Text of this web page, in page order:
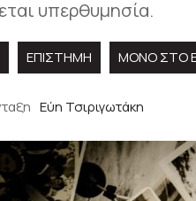
υπερθυμησία.
ΕΠΙΣΤΗΜΗ ΜΟΝΟ ΣΤΟ
Εύη Τσιριγωτάκη